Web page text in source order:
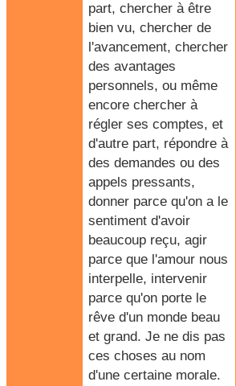
part, chercher à être
bien vu, chercher de
l'avancement, chercher
des avantages
personnels, ou même
encore chercher à
régler ses comptes, et
d'autre part, répondre à
des demandes ou des
appels pressants,
donner parce qu'on a le
sentiment d'avoir
beaucoup reçu, agir
parce que l'amour nous
interpelle, intervenir
parce qu'on porte le
rêve d'un monde beau
et grand. Je ne dis pas
ces choses au nom
d'une certaine morale.